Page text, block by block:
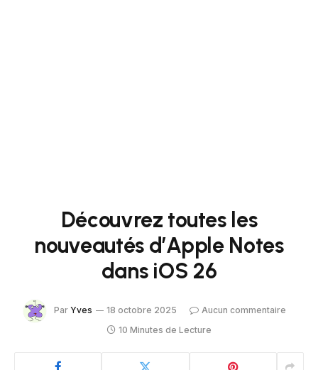
Découvrez toutes les
nouveautés d’Apple Notes
dans iOS 26
Par Yves 18 octobre 2025
Aucun commentaire
10 Minutes de Lecture